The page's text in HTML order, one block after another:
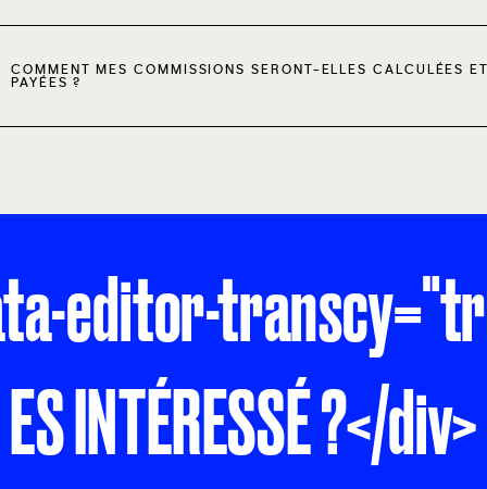
COMMENT MES COMMISSIONS SERONT-ELLES CALCULÉES ET
PAYÉES ?
editor-
ES INTÉRESSÉ ?</div>